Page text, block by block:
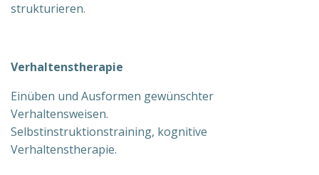
strukturieren.
Verhaltenstherapie
Einüben und Ausformen gewünschter
Verhaltensweisen.
Selbstinstruktionstraining, kognitive
Verhaltenstherapie.